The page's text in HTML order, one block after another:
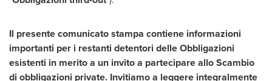
Il presente comunicato stampa contiene informazioni
importanti per i restanti detentori delle Obbligazioni
esistenti in merito a un invito a partecipare allo Scambio
di obbligazioni private. Invitiamo a leggere integralmente